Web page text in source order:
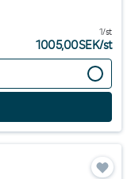
1/st
1005,00SEK/st